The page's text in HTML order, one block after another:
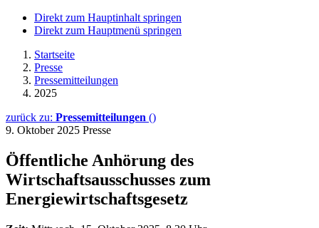
Direkt zum Hauptinhalt springen
Direkt zum Hauptmenü springen
Startseite
Presse
Pressemitteilungen
2025
zurück zu: Pressemitteilungen ()
9. Oktober 2025 Presse
Öffentliche Anhörung des
Wirtschaftsausschusses zum
Energiewirtschaftsgesetz